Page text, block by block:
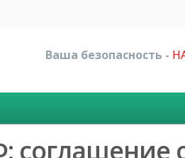
Ваша безопасность -